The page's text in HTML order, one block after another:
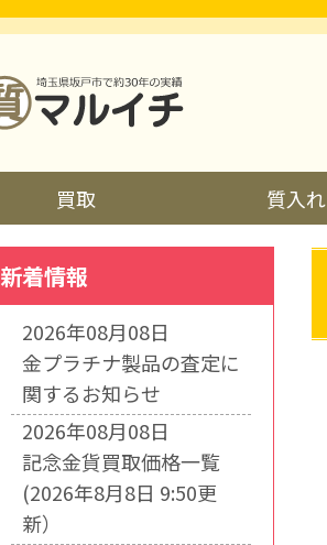
買取 質入れ
新着情報
2026年08月08日
金プラチナ製品の査定に
関するお知らせ
2026年08月08日
記念金貨買取価格一覧
(2026年8月8日 9:50更
新）